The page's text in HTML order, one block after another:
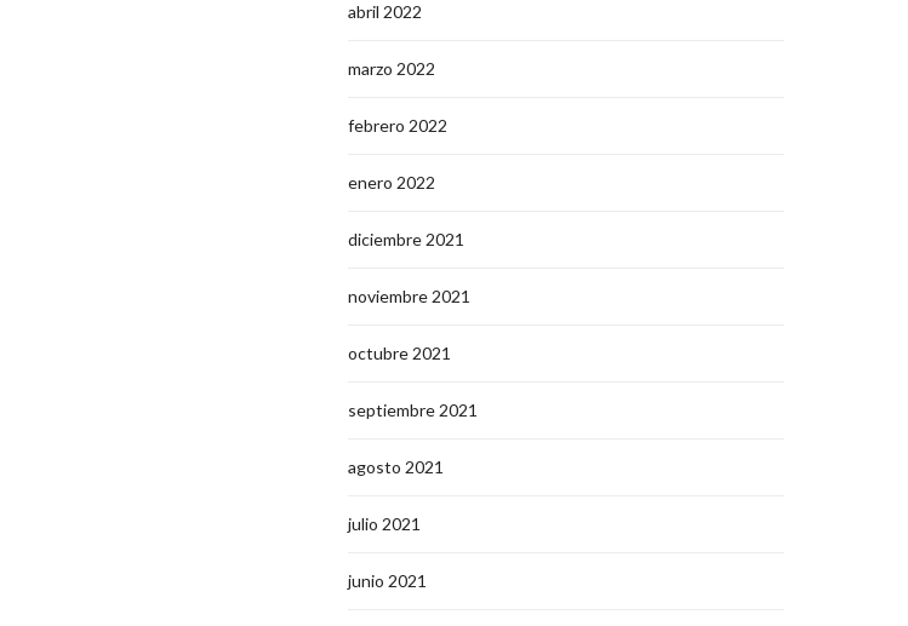
abril 2022
marzo 2022
febrero 2022
enero 2022
diciembre 2021
noviembre 2021
octubre 2021
septiembre 2021
agosto 2021
julio 2021
junio 2021